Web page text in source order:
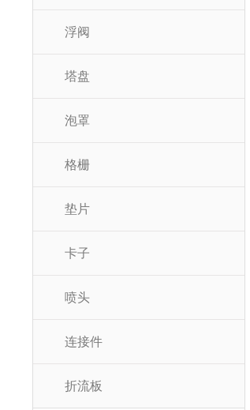
浮阀
塔盘
泡罩
格栅
垫片
卡子
喷头
连接件
折流板